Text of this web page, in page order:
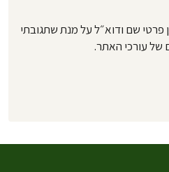
שם ודוא״ל על מנת שתגובתי
של עורכי האתר.